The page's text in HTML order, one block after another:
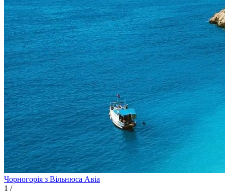
Чорногорія з Вільнюса Авіа
1 /